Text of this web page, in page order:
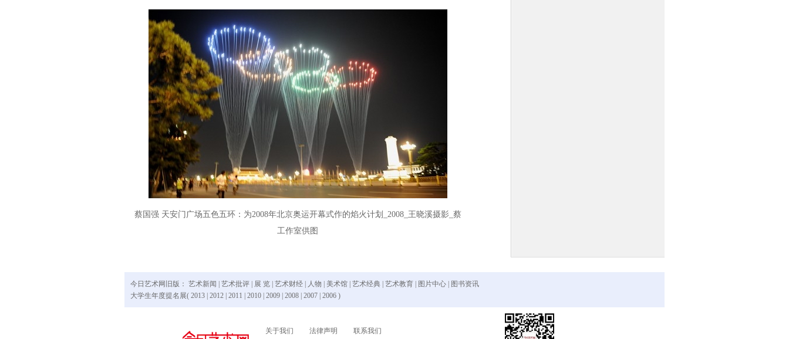
蔡国强 天安门广场五色五环：为2008年北京奥运开幕式作的焰火计划_2008_王晓溪摄影_蔡
工作室供图
今日艺术网旧版： 艺术新闻 艺术批评 展 览 艺术财经 人物 美术馆 艺术经典 艺术教育 图片中心
图书资讯
大学生年度提名展( 2013 2012 2011 2010 2009 2008 2007 2006 )
关于我们 法律声明 联系我们